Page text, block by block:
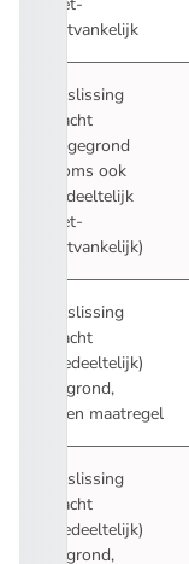
ontvankelijk
Beslissing
klacht
ongegrond
(soms ook
gedeeltelijk
niet-
ontvankelijk)
Beslissing
klacht
(gedeeltelijk)
gegrond,
geen maatregel
Beslissing
klacht
(gedeeltelijk)
gegrond,